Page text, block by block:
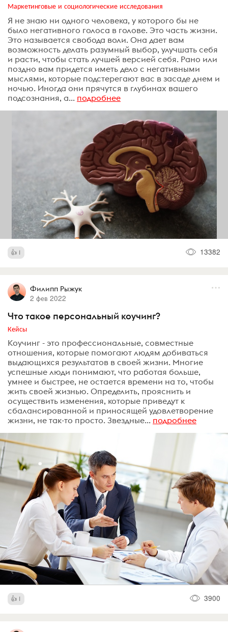
Маркетинговые и социологические исследования
Я не знаю ни одного человека, у которого бы не
было негативного голоса в голове. Это часть жизни.
Это называется свобода воли. Она дает вам
возможность делать разумный выбор, улучшать себя
и расти, чтобы стать лучшей версией себя. Рано или
поздно вам придется иметь дело с негативными
мыслями, которые подстерегают вас в засаде днем и
ночью. Иногда они прячутся в глубинах вашего
подсознания, а... подробнее
1 13382
Филипп Рыжук
2 фев 2022
Что такое персональный коучинг?
Кейсы
Коучинг - это профессиональные, совместные
отношения, которые помогают людям добиваться
выдающихся результатов в своей жизни. Многие
успешные люди понимают, что работая больше,
умнее и быстрее, не остается времени на то, чтобы
жить своей жизнью. Определить, прояснить и
осуществить изменения, которые приведут к
сбалансированной и приносящей удовлетворение
жизни, не так-то просто. Звездные... подробнее
1 3900